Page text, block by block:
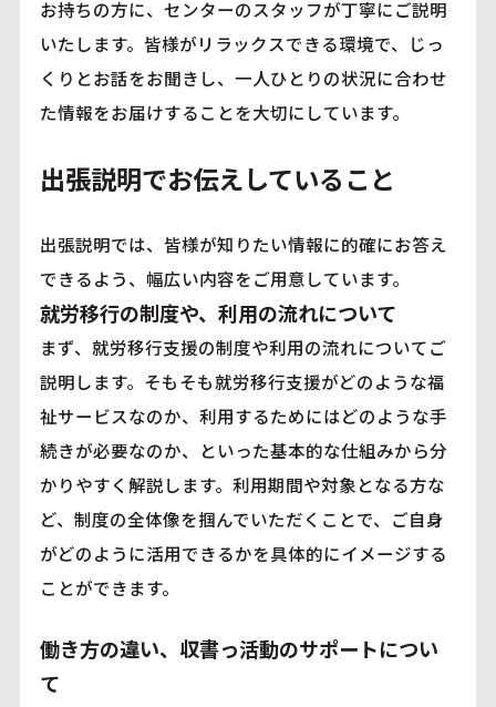
お持ちの方に、センターのスタッフが丁寧にご説明
いたします。皆様がリラックスできる環境で、じっ
くりとお話をお聞きし、一人ひとりの状況に合わせ
た情報をお届けすることを大切にしています。
出張説明でお伝えしていること
出張説明では、皆様が知りたい情報に的確にお答え
できるよう、幅広い内容をご用意しています。
就労移行の制度や、利用の流れについて
まず、就労移行支援の制度や利用の流れについてご
説明します。そもそも就労移行支援がどのような福
祉サービスなのか、利用するためにはどのような手
続きが必要なのか、といった基本的な仕組みから分
かりやすく解説します。利用期間や対象となる方な
ど、制度の全体像を掴んでいただくことで、ご自身
がどのように活用できるかを具体的にイメージする
ことができます。
働き方の違い、収書っ活動のサポートについ
て